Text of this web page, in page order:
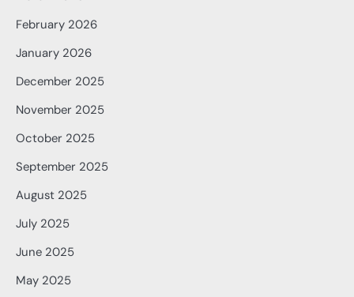
February 2026
January 2026
December 2025
November 2025
October 2025
September 2025
August 2025
July 2025
June 2025
May 2025